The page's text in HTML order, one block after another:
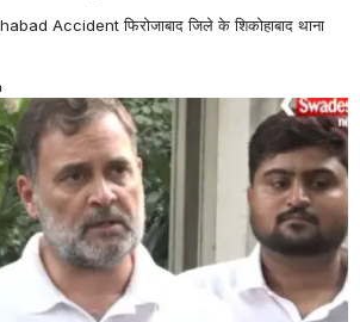
Accident फिरोजाबाद जिले के शिकोहाबाद थाना